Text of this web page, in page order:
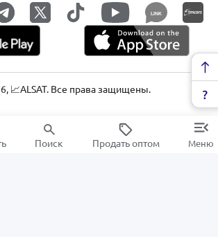
LINK
, 📈ALSAT. Все права защищены.
Поиск Продать оптом Меню